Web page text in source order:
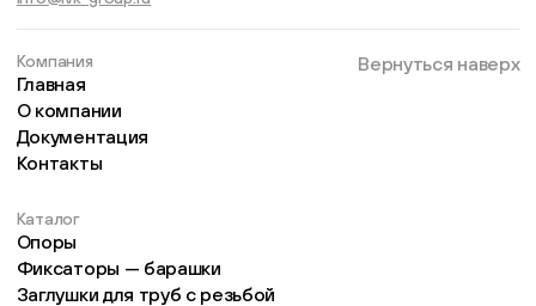
Компания
Главная
О компании
Документация
Контакты
Каталог
Опоры
Фиксаторы — барашки
Заглушки для труб с резьбой
Вернуться наверх